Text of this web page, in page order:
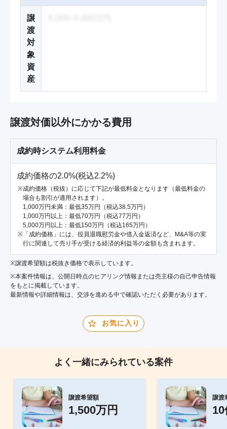
譲
渡
対
象
資
産
譲渡対価以外にかかる費用
成約時システム利用料金
成約価格の2.0%(税込2.2%)
成約価格（税抜）に応じて下記が最低料金となります（最低料金の
場合も割引が適用されます）。
1,000万円未満：最低35万円（税込38.5万円）
1,000万円以上：最低70万円（税込77万円）
5,000万円以上：最低150万円（税込165万円）
「成約価格」には、役員退職慰労金や借入金返済など、M&A等の実
行に関連して売り手が受ける経済的利益等の金額も含まれます。
※譲渡希望額は税抜き価格で表示しています。
※本案件情報は、公開日時点のヒアリング情報または売主様の自己申告情報
をもとに掲載しています。
最新情報や詳細情報は、交渉を進める中で確認いただく必要があります。
お気に入り
よく一緒にみられている案件
譲渡希望額
1,500万円
譲渡